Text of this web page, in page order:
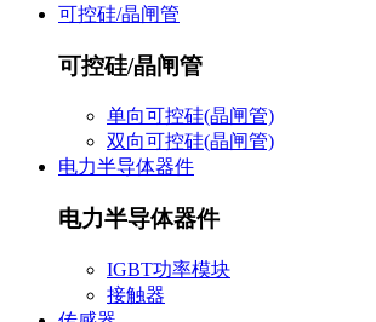
可控硅/晶闸管
可控硅/晶闸管
单向可控硅(晶闸管)
双向可控硅(晶闸管)
电力半导体器件
电力半导体器件
IGBT功率模块
接触器